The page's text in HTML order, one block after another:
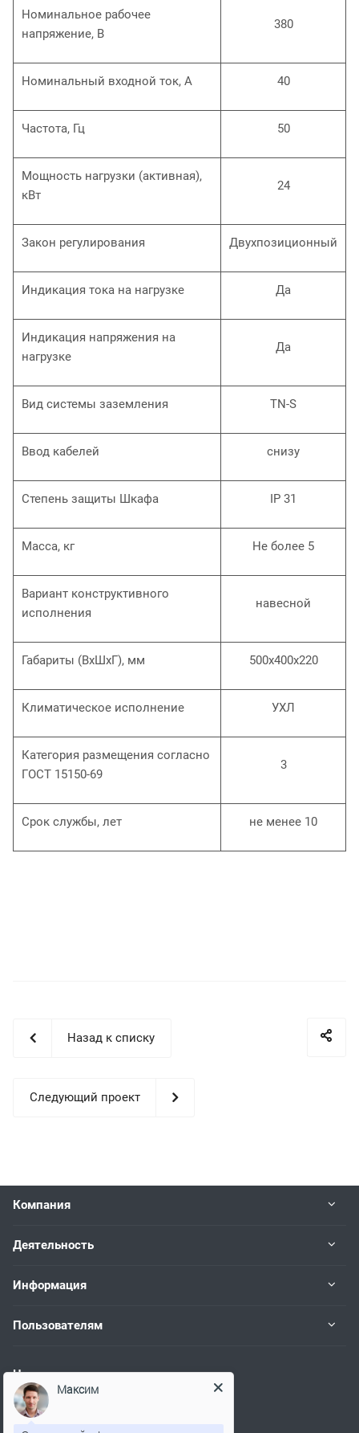
Номинальное рабочее
напряжение, В
380
Номинальный входной ток, А 40
Частота, Гц 50
Мощность нагрузки (активная),
кВт
24
Закон регулирования Двухпозиционный
Индикация тока на нагрузке Да
Индикация напряжения на
нагрузке
Да
Вид системы заземления TN-S
Ввод кабелей снизу
Степень защиты Шкафа IP 31
Масса, кг Не более 5
Вариант конструктивного
исполнения
навесной
Габариты (ВхШхГ), мм 500х400х220
Климатическое исполнение УХЛ
Категория размещения согласно
ГОСТ 15150-69
3
Срок службы, лет не менее 10
Назад к списку
Следующий проект
Компания
Деятельность
Информация
Пользователям
Наши контакты
+7 (383) 383-02-94
Максим